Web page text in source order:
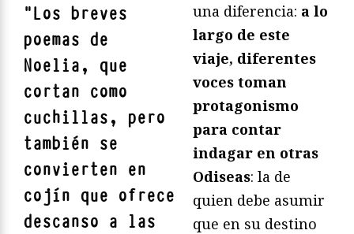
"Los breves
poemas de
Noelia, que
cortan como
cuchillas, pero
también se
convierten en
cojín que ofrece
descanso a las
una diferencia: a lo
largo de este
viaje, diferentes
voces toman
protagonismo
para contar
indagar en otras
Odiseas: la de
quien debe asumir
que en su destino